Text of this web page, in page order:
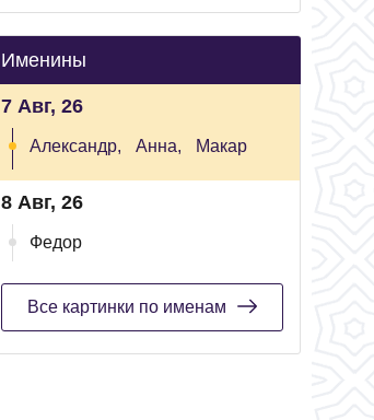
Именины
7 Авг, 26
Александр, Анна, Макар
8 Авг, 26
Федор
Все картинки по именам